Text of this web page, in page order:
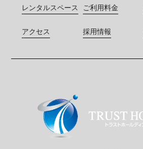
レンタルスペース ご利用料金
アクセス 採用情報